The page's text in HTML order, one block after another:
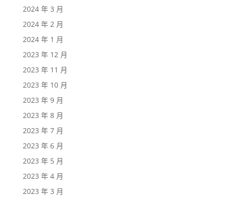
2024 年 3 月
2024 年 2 月
2024 年 1 月
2023 年 12 月
2023 年 11 月
2023 年 10 月
2023 年 9 月
2023 年 8 月
2023 年 7 月
2023 年 6 月
2023 年 5 月
2023 年 4 月
2023 年 3 月